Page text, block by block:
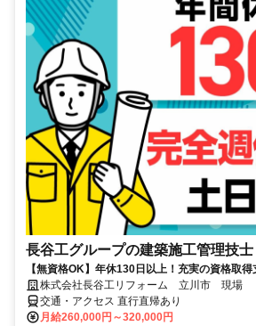
長谷工グループの建築施工管理技士
【無資格OK】年休130日以上！充実の資格取得
株式会社長谷工リフォーム 立川市 現場
交通・アクセス 直行直帰あり
月給260,000円～320,000円